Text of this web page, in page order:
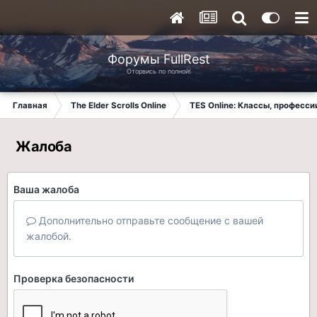
Форумы FullRest
Оторвись по полной!
Главная The Elder Scrolls Online TES Online: Классы,
Жалоба
Ваша жалоба
Дополнительно отправьте сообщение с вашей
жалобой.
Проверка безопасности